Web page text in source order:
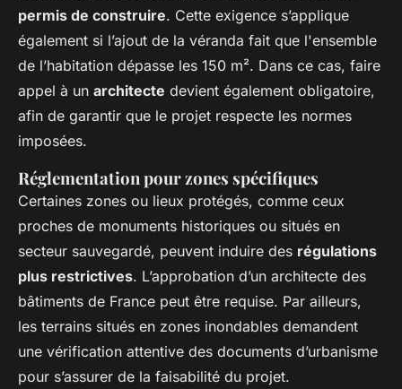
permis de construire. Cette exigence s’applique
également si l’ajout de la véranda fait que l'ensemble
de l’habitation dépasse les 150 m². Dans ce cas, faire
appel à un architecte devient également obligatoire,
afin de garantir que le projet respecte les normes
imposées.
Réglementation pour zones spécifiques
Certaines zones ou lieux protégés, comme ceux
proches de monuments historiques ou situés en
secteur sauvegardé, peuvent induire des régulations
plus restrictives. L’approbation d’un architecte des
bâtiments de France peut être requise. Par ailleurs,
les terrains situés en zones inondables demandent
une vérification attentive des documents d’urbanisme
pour s’assurer de la faisabilité du projet.